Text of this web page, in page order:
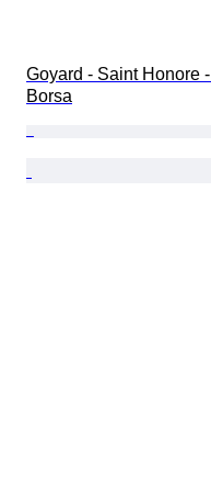
Goyard - Saint Honore -
Borsa